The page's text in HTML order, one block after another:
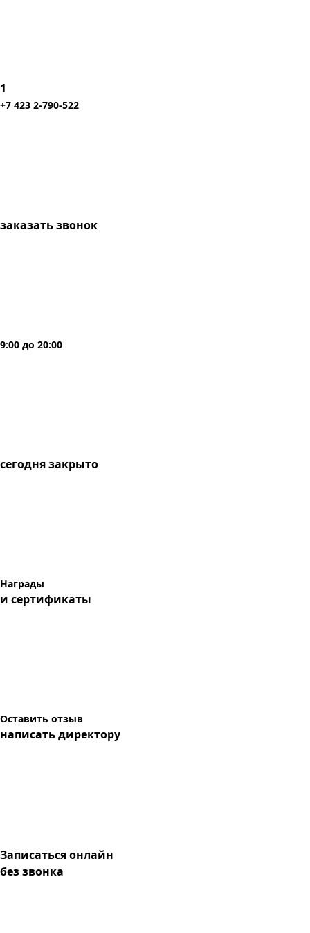
1
+7 423 2-790-522
заказать звонок
9:00 до 20:00
сегоднязакрыто
Награды
и сертификаты
Оставить отзыв
написать директору
Записаться онлайн
без звонка